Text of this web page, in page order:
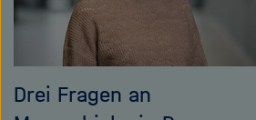
Drei Fragen an